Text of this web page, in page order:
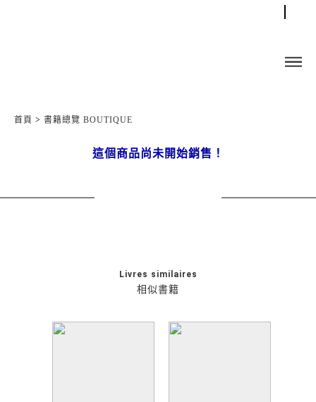
首頁 > 書籍總覽 BOUTIQUE
這個商品尚未開始銷售！
相似書籍
Livres similaires